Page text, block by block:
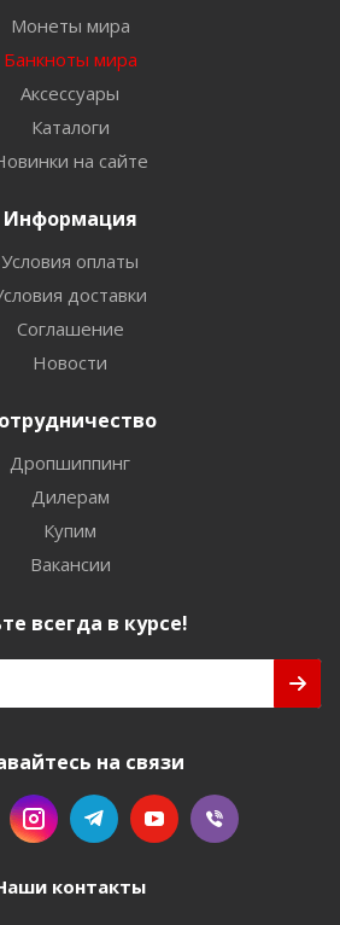
Монеты мира
Банкноты мира
Аксессуары
Каталоги
на сайте
Информация
Условия оплаты
доставки
Соглашение
Новости
Дропшиппинг
Дилерам
Купим
Вакансии
всегда в курсе!
на связи
контакты